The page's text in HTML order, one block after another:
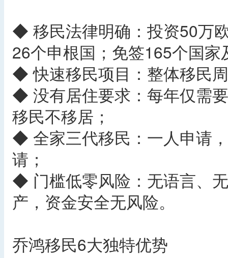
◆ 移民法律明确：投资50万
26个申根国；免签165个国家
◆ 快速移民项目：整体移民
◆ 没有居住要求：每年仅需
移民不移居；
◆ 全家三代移民：一人申请
请；
◆ 门槛低零风险：无语言、
产，资金安全无风险。
乔鸿移民6大独特优势